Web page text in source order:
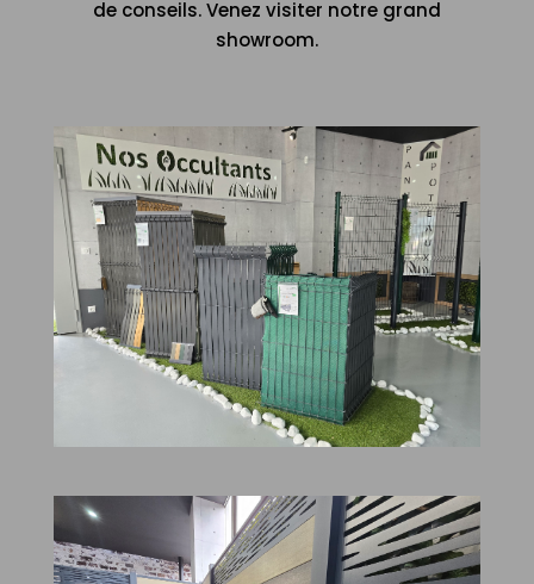
de conseils. Venez visiter notre grand
showroom.